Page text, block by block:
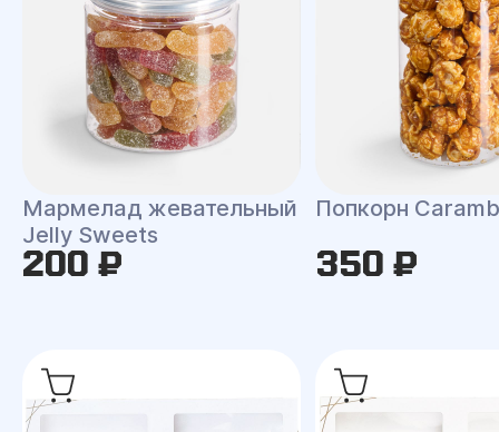
Мармелад жевательный
Jelly Sweets
200 ₽
Попкорн
350 ₽